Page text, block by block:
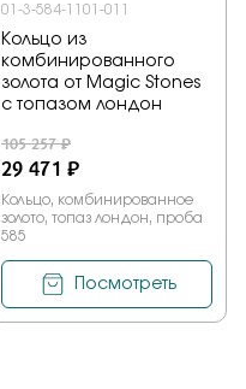
01-3-584-1101-011
Кольцо из
комбинированного
золота от Magic Stones
с топазом лондон
105 257 ₽
29 471 ₽
Кольцо, комбинированное
золото, топаз лондон, проба
585
Посмотреть